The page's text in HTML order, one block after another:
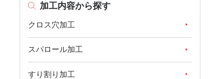
加工内容から探す
クロス穴加工
スパロール加工
すり割り加工